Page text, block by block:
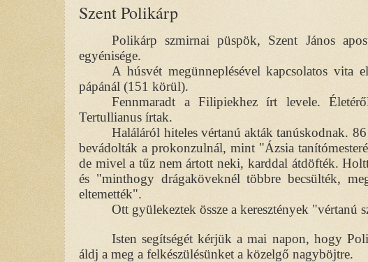
Szent Polikárp
Polikárp szmirnai püspök, Szent János
egyénisége.
A húsvét megünneplésével kapcsolatos vita
pápánál (151 körül).
Fennmaradt a Filipiekhez írt levele.
Tertullianus írtak.
Haláláról hiteles vértanú akták tanúskodnak.
bevádolták a prokonzulnál, mint "Ázsia
de mivel a tűz nem ártott neki, karddal átdöfték.
és "minthogy drágaköveknél többre becsülték,
eltemették".
Ott gyülekeztek össze a keresztények "vértanú
Isten segítségét kérjük a mai napon, hogy
áldj a meg a felkészülésünket a közelgő nagyböjtre.